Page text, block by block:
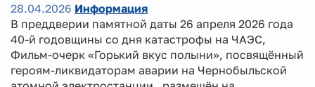
28.04.2026 Информация
В преддверии памятной даты 26 апреля 2026 года
40-й годовщины со дня катастрофы на ЧАЭС,
Фильм-очерк «Горький вкус полыни», посвящённый
героям-ликвидаторам аварии на Чернобыльской